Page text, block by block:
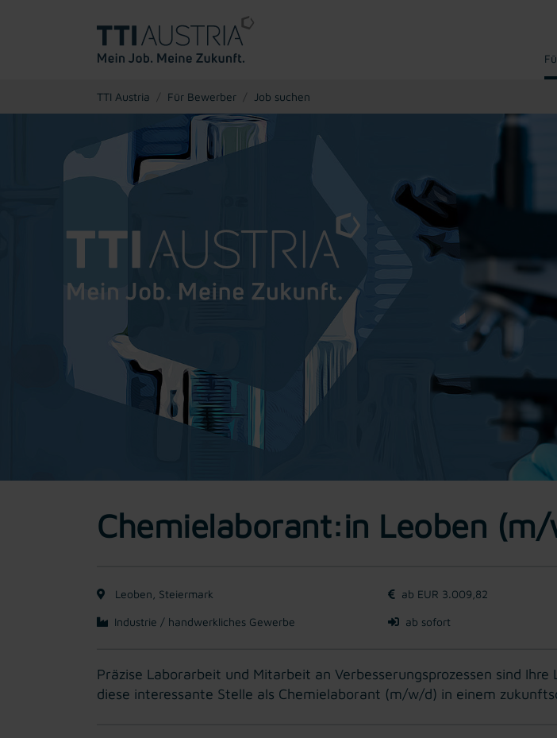
TTI Austria Für Bewerber Job suchen
Chemielaborant:in Leoben
Leoben, Steiermark ab EUR 3.009,82
Industrie / handwerkliches Gewerbe ab sofort
Präzise Laborarbeit und Mitarbeit an Verbesserungsprozessen sind
diese interessante Stelle als Chemielaborant (m/w/d) in einem